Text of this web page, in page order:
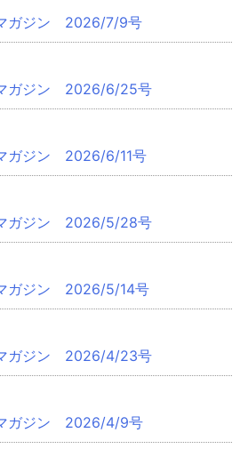
ガジン 2026/7/9号
ガジン 2026/6/25号
ガジン 2026/6/11号
ガジン 2026/5/28号
ガジン 2026/5/14号
ガジン 2026/4/23号
ガジン 2026/4/9号